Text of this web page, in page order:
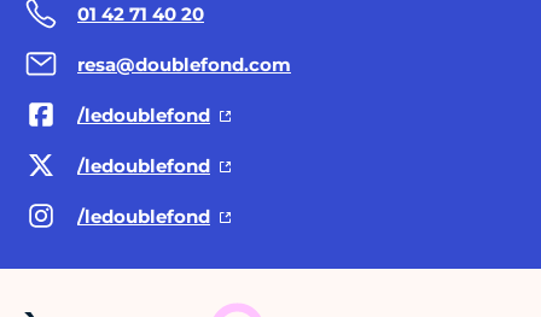
01 42 71 40 20
resa@doublefond.com
/ledoublefond
/ledoublefond
/ledoublefond